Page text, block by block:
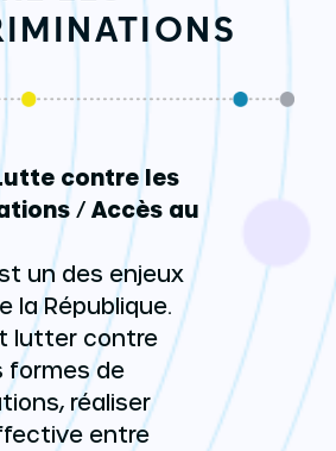
contre les
/ Accès au
un des enjeux
la République.
lutter contre
formes de
réaliser
entre